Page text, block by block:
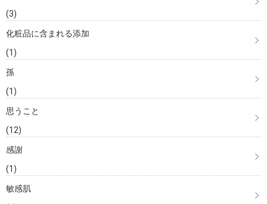
(3)
化粧品に含まれる添加
(1)
孫
(1)
思うこと
(12)
感謝
(1)
敏感肌